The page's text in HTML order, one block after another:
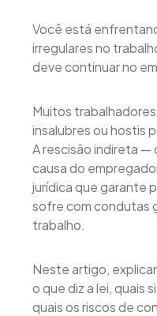
Você está
irregulares no
deve continuar no
Muitos
insalubres ou hostis
A rescisão indireta —
causa do
jurídica que garante
sofre com condutas
trabalho.
Neste artigo,
o que diz a lei, quais
quais os riscos de